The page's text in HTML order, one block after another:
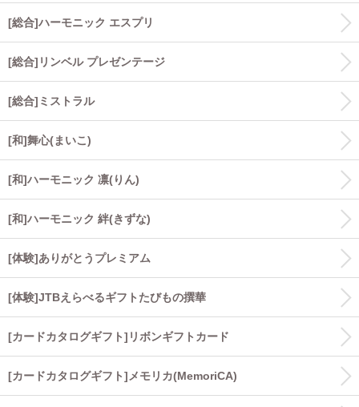
[総合]ハーモニック エスプリ
[総合]リンベル プレゼンテージ
[総合]ミストラル
[和]舞心(まいこ)
[和]ハーモニック 凛(りん)
[和]ハーモニック 絆(きずな)
[体験]ありがとうプレミアム
[体験]JTBえらべるギフトたびもの撰華
[カードカタログギフト]リボンギフトカード
[カードカタログギフト]メモリカ(MemoriCA)